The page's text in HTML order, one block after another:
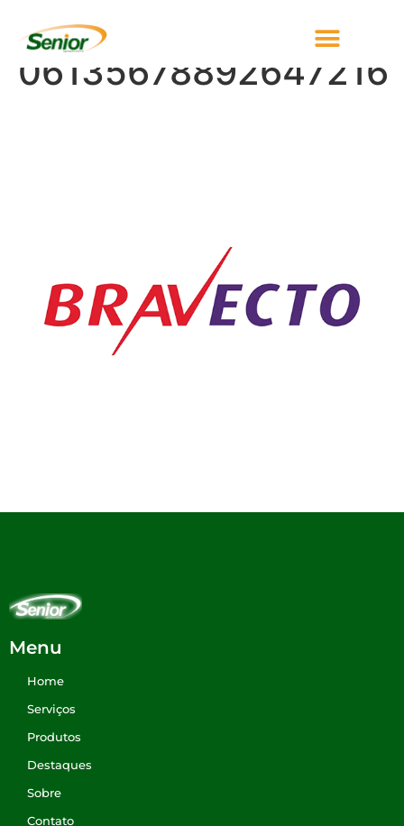
1679413429575-
06135678892647216
Menu
Home
Serviços
Produtos
Destaques
Sobre
Contato